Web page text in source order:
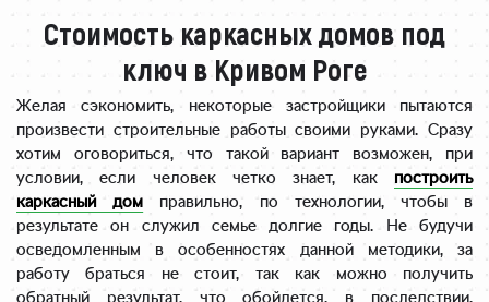
Стоимость каркасных домов под
ключ в Кривом Роге
Желая сэкономить, некоторые застройщики пытаются
произвести строительные работы своими руками. Сразу
хотим оговориться, что такой вариант возможен, при
условии, если человек четко знает, как построить
каркасный дом правильно, по технологии, чтобы в
результате он служил семье долгие годы. Не будучи
осведомленным в особенностях данной методики, за
работу браться не стоит, так как можно получить